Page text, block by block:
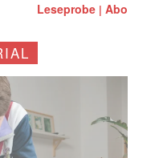
Leseprobe |Abo